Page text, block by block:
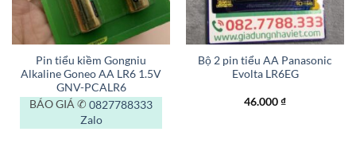
Pin tiểu kiềm Gongniu
Alkaline Goneo AA LR6 1.5V
GNV-PCALR6
BÁO GIÁ ✆ 0827788333
Zalo
Bộ 2 pin tiểu AA Panasonic
Evolta LR6EG
46.000₫